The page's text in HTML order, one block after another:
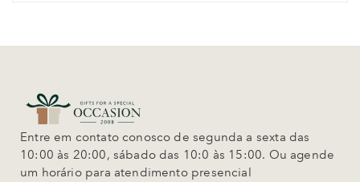
Entre em contato conosco de segunda a sexta das
10:00 às 20:00, sábado das 10:0 às 15:00. Ou agende
um horário para atendimento presencial